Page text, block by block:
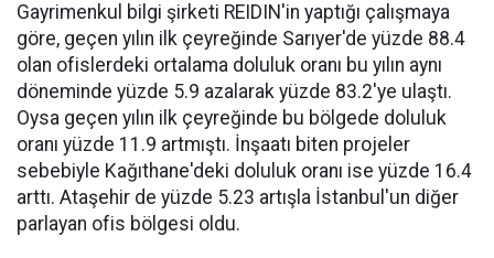
Gayrimenkul bilgi şirketi REIDIN'in yaptığı çalışmaya
göre, geçen yılın ilk çeyreğinde Sarıyer'de yüzde 88.4
olan ofislerdeki ortalama doluluk oranı bu yılın aynı
döneminde yüzde 5.9 azalarak yüzde 83.2'ye ulaştı.
Oysa geçen yılın ilk çeyreğinde bu bölgede doluluk
oranı yüzde 11.9 artmıştı. İnşaatı biten projeler
sebebiyle Kağıthane'deki doluluk oranı ise yüzde 16.4
arttı. Ataşehir de yüzde 5.23 artışla İstanbul'un diğer
parlayan ofis bölgesi oldu.